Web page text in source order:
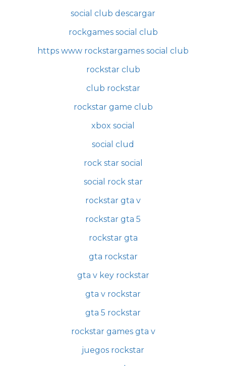
social club descargar
rockgames social club
https www rockstargames social club
rockstar club
club rockstar
rockstar game club
xbox social
social clud
rock star social
social rock star
rockstar gta v
rockstar gta 5
rockstar gta
gta rockstar
gta v key rockstar
gta v rockstar
gta 5 rockstar
rockstar games gta v
juegos rockstar